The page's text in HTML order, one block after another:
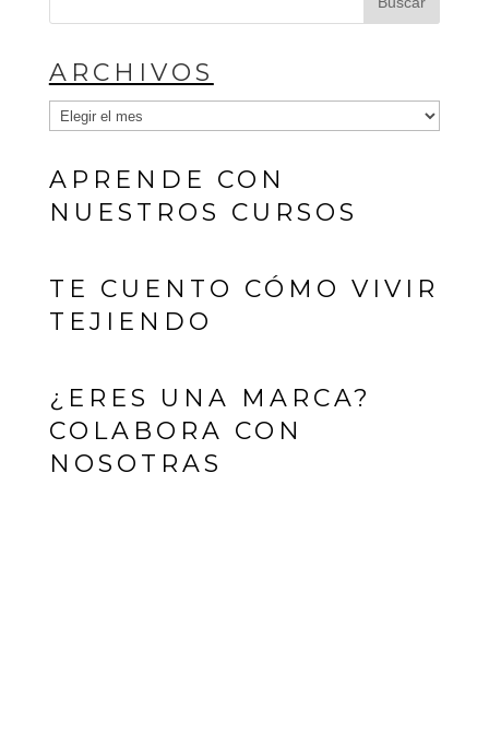
ARCHIVOS
Archivos
APRENDE CON
NUESTROS CURSOS
TE CUENTO CÓMO VIVIR
TEJIENDO
¿ERES UNA MARCA?
COLABORA CON
NOSOTRAS